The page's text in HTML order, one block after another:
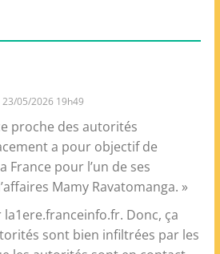
23/05/2026 19h49
proche des autorités
a pour objectif de
France pour l’un de ses
Mamy Ravatomanga. »
la1ere.franceinfo.fr. Donc, ça
sont bien infiltrées par les